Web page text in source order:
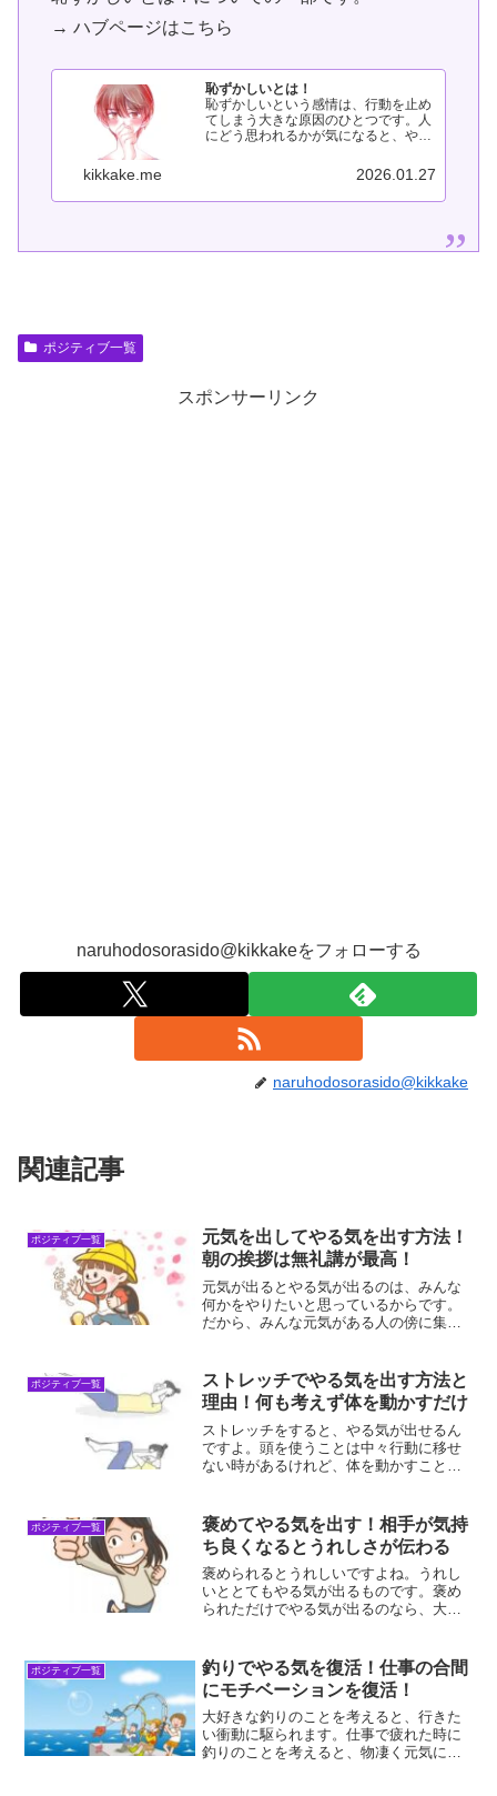
→ ハブページはこちら
恥ずかしいとは！
恥ずかしいという感情は、行動を止め
てしまう大きな原因のひとつです。人
にどう思われるかが気になると、やり
す。このページでは、「恥ずかしい」
と行動できない関係を整理し、どう向
き合えば行動できるようになるのかを
kikkake.me 2026.01.27
ポジティブ一覧
スポンサーリンク
naruhodosorasido@kikkakeをフォローする
naruhodosorasido@kikkake
関連記事
ポジティブ一覧
元気を出してやる気を出す方法！
朝の挨拶は無礼講が最高！
元気が出るとやる気が出るのは、みんな
何かをやりたいと思っているからです。
だから、みんな元気がある人の傍に集ま
最高ですね！元気が出るとやる気が出る
理由元気とは、活動のみな...
ポジティブ一覧
ストレッチでやる気を出す方法と
理由！何も考えず体を動かすだけ
ストレッチをすると、やる気が出せるん
ですよ。頭を使うことは中々行動に移せ
ない時があるけれど、体を動かすことは
チをすることがおすすめなんですよ！ス
トレッチでやる気が出る理...
ポジティブ一覧
褒めてやる気を出す！相手が気持
ち良くなるとうれしさが伝わる
褒められるとうれしいですよね。うれし
いととてもやる気が出るものです。褒め
られただけでやる気が出るのなら、大い
気が出る！人を褒めると、やる気が出ま
す。なぜなら、褒められる...
ポジティブ一覧
釣りでやる気を復活！仕事の合間
にモチベーションを復活！
大好きな釣りのことを考えると、行きた
い衝動に駆られます。仕事で疲れた時に
釣りのことを考えると、物凄く元気にな